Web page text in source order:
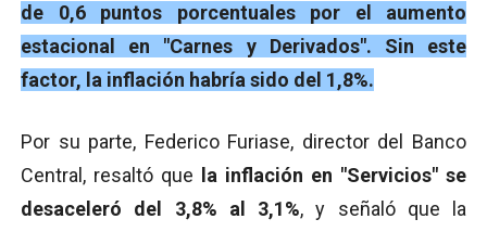
de 0,6 puntos porcentuales por el aumento
estacional en "Carnes y Derivados". Sin este
factor, la inflación habría sido del 1,8%.
Por su parte, Federico Furiase, director del Banco
Central, resaltó que la inflación en "Servicios" se
desaceleró del 3,8% al 3,1%, y señaló que la